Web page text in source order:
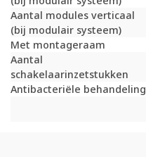
Aantal modules verticaal
(bij modulair systeem)
Met montageraam
Aantal
schakelaarinzetstukken
Antibacteriële behandeling